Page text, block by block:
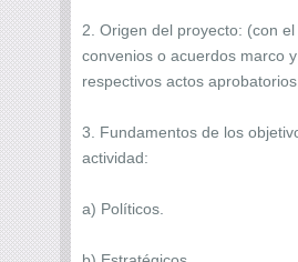
2. Origen del proyecto: (con
convenios o acuerdos marco
respectivos actos
3. Fundamentos de los
actividad:
a) Políticos.